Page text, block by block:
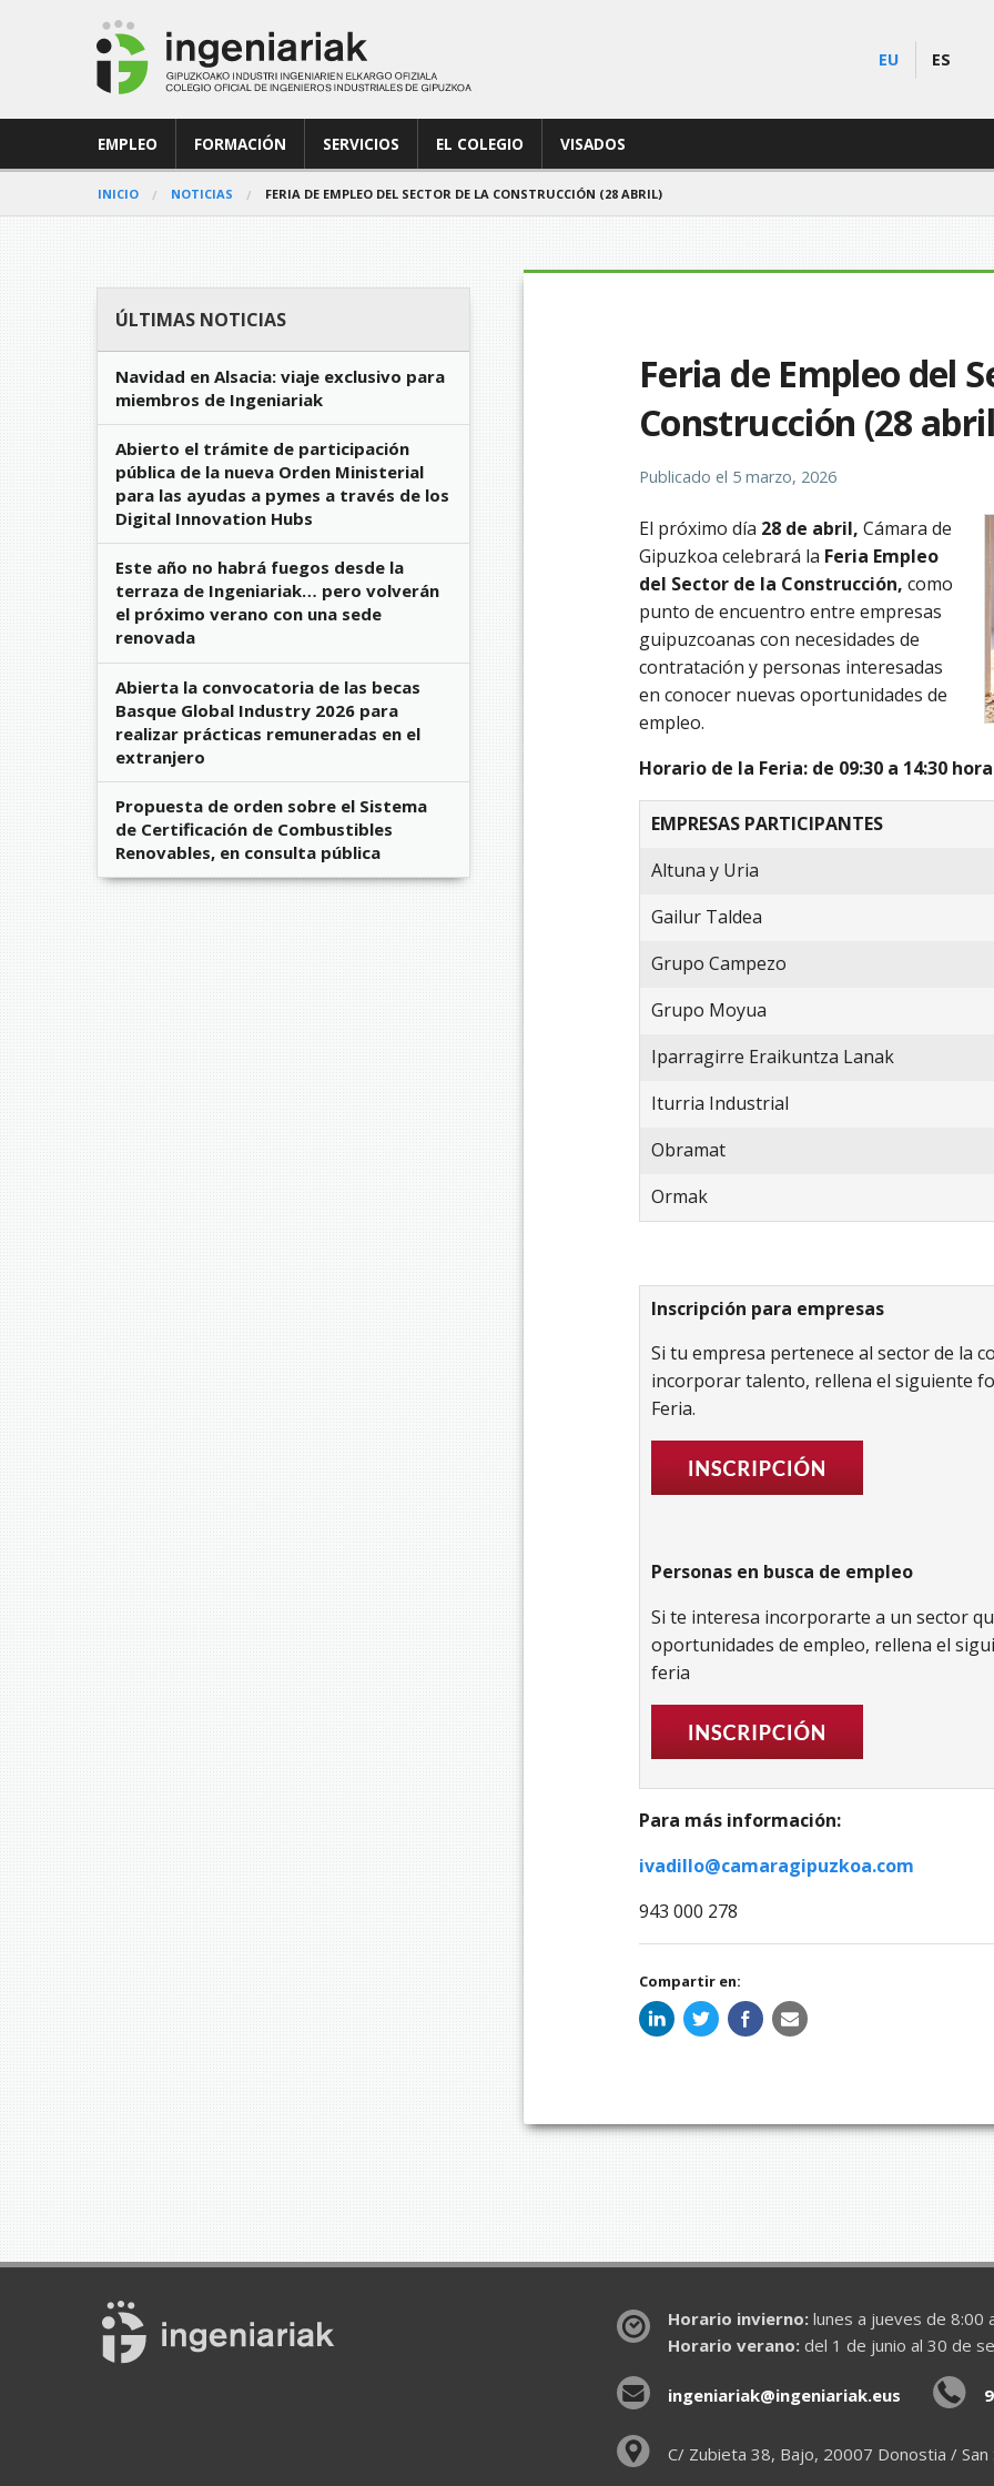
EU ES
EMPLEO FORMACIÓN SERVICIOS EL COLEGIO VISADOS
INICIO NOTICIAS FERIA DE EMPLEO DEL SECTOR DE LA CONSTRUCCIÓN (28 ABRIL)
Feria de Empleo del
Construcción (28
Publicado el 5 marzo, 2026
El próximo día 28 de abril, Cámara de
Gipuzkoa celebrará la Feria Empleo
del Sector de la Construcción, como
punto de encuentro entre empresas
guipuzcoanas con necesidades de
contratación y personas interesadas
en conocer nuevas oportunidades de
empleo.
Horario de la Feria: de 09:30 a 14:30
EMPRESAS PARTICIPANTES
Altuna y Uria
Gailur Taldea
Grupo Campezo
Grupo Moyua
Iparragirre Eraikuntza Lanak
Iturria Industrial
Obramat
Ormak
Inscripción para empresas
Si tu empresa pertenece al sector de la
incorporar talento, rellena el siguiente
Feria.
Personas en busca de empleo
Si te interesa incorporarte a un sector
oportunidades de empleo, rellena el
feria
Para más información:
ivadillo@camaragipuzkoa.com
943 000 278
Compartir en:
ÚLTIMAS NOTICIAS
Navidad en Alsacia: viaje exclusivo para
miembros de Ingeniariak
Abierto el trámite de participación
pública de la nueva Orden Ministerial
para las ayudas a pymes a través de los
Digital Innovation Hubs
Este año no habrá fuegos desde la
terraza de Ingeniariak… pero volverán
el próximo verano con una sede
renovada
Abierta la convocatoria de las becas
Basque Global Industry 2026 para
realizar prácticas remuneradas en el
extranjero
Propuesta de orden sobre el Sistema
de Certificación de Combustibles
Renovables, en consulta pública
Horario invierno:lunes a jueves de 8:00
Horario verano:del 1 de junio al 30 de
ingeniariak@ingeniariak.eus
C/ Zubieta 38, Bajo, 20007 Donostia / San